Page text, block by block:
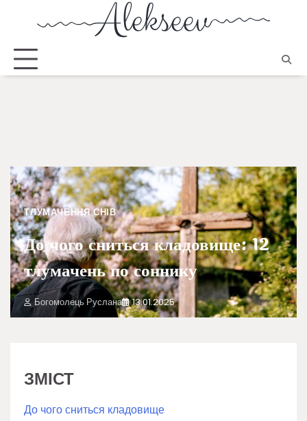
ТЛУМАЧЕННЯ СНІВ
До чого сниться кладовище: 12
тлумачень по соннику
Богомолець Руслана 13.01.2025
ЗМІСТ
До чого сниться кладовище